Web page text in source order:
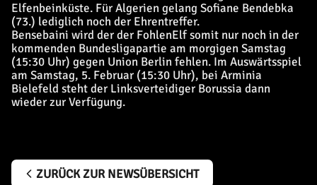
Elfenbeinküste. Für Algerien gelang Sofiane Bendebka
(73.) lediglich noch der Ehrentreffer.
Bensebaini wird der der FohlenElf somit nur noch in der
kommenden Bundesligapartie am morgigen Samstag
(15:30 Uhr) gegen Union Berlin fehlen. Im Auswärtsspiel
am Samstag, 5. Februar (15:30 Uhr), bei Arminia
Bielefeld steht der Linksverteidiger Borussia dann
wieder zur Verfügung.
ZURÜCK ZUR NEWSÜBERSICHT